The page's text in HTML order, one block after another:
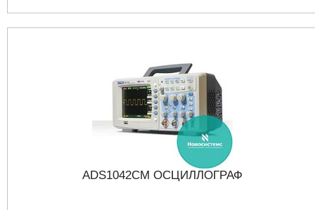
ADS1042CM ОСЦИЛЛОГРАФ